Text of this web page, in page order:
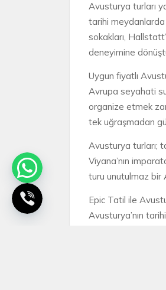
Avusturya turları
tarihi meydanlarda
sokakları,
deneyimine
Uygun fiyatlı
Avrupa seyahati
organize etmek
tek uğraşmadan
Avusturya turları;
Viyana’nın
turu unutulmaz bir
Epic Tatil ile
Avusturya’nın